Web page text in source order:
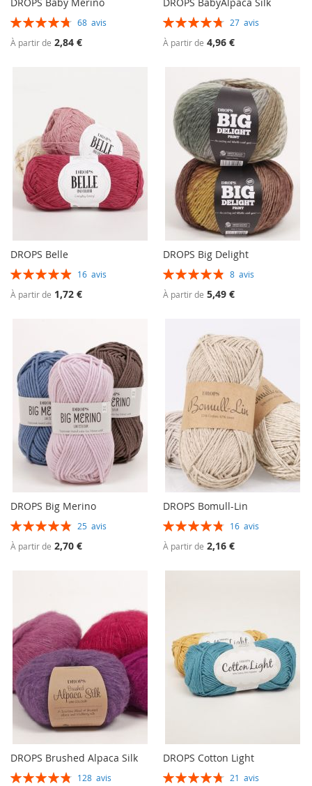
Évaluation:
68 avis
À partir de 2,84 €
Évaluation:
27 avis
À partir de 4,96 €
DROPS Belle
Évaluation:
16 avis
À partir de 1,72 €
DROPS Big Delight
Évaluation:
8 avis
À partir de 5,49 €
DROPS Big Merino
Évaluation:
25 avis
À partir de 2,70 €
DROPS Bomull-Lin
Évaluation:
16 avis
À partir de 2,16 €
DROPS Brushed Alpaca Silk
Évaluation:
128 avis
DROPS Cotton Light
Évaluation:
21 avis